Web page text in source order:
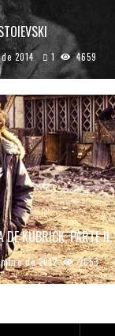
2014 1 4659
DE KUBRICK, PARTE II.
de 2012 2053